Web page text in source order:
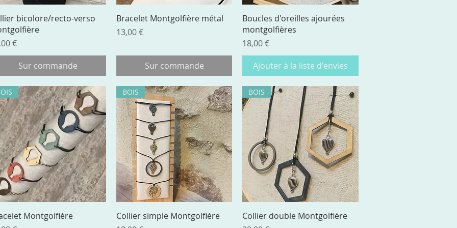
Aperçu rapide
bicolore/recto-verso
€
Sur commande
Aperçu rapide
Bracelet Montgolfière métal
Prix
13,00 €
Sur commande
Aperçu rapide
Boucles d'oreilles ajourées
montgolfières
Prix
18,00 €
Ajouter à la liste d'envies
Aperçu rapide
Montgolfière
Aperçu rapide
BOIS
Collier simple Montgolfière
Aperçu rapide
BOIS
Collier double Montgolfière